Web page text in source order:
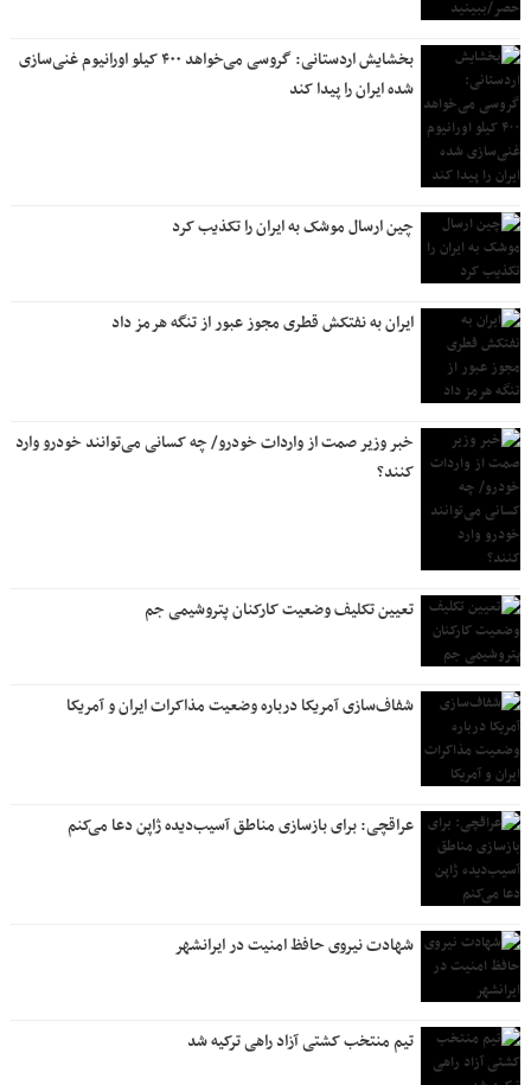
بخشایش اردستانی: گروسی می‌خواهد ۴۰۰ کیلو اورانیوم غنی‌سازی
شده ایران را پیدا کند
چین ارسال موشک به ایران را تکذیب کرد
ایران به نفتکش قطری مجوز عبور از تنگه هرمز داد
خبر وزیر صمت از واردات خودرو/ چه کسانی می‌توانند خودرو وارد
کنند؟
تعیین تکلیف وضعیت کارکنان پتروشیمی جم
شفاف‌سازی آمریکا درباره وضعیت مذاکرات ایران و آمریکا
عراقچی: برای بازسازی مناطق آسیب‌دیده ژاپن دعا می‌کنم
شهادت نیروی حافظ امنیت در ایرانشهر
تیم منتخب کشتی آزاد راهی ترکیه شد